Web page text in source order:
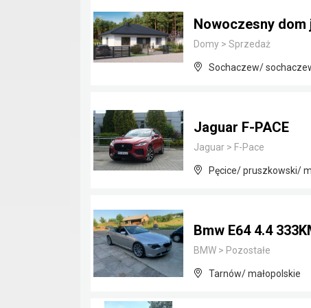
Nowoczesny
Domy > Sprzedaż
Sochaczew/
Jaguar F-PACE
Jaguar > F-Pace
Pęcice/ pruszkowski/
Bmw E64 4.4
BMW > Pozostałe
Tarnów/ małopolskie